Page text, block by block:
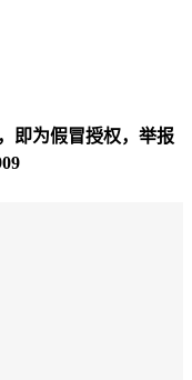
即为假冒授权，举报